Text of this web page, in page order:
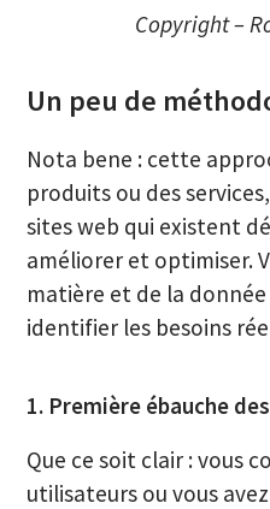
Copyright –
Un peu de
Nota bene : cette
produits ou des
sites web qui existent
améliorer et optimiser.
matière et de la
identifier les besoins
1. Première ébauche
Que ce soit clair : vous
utilisateurs ou vous